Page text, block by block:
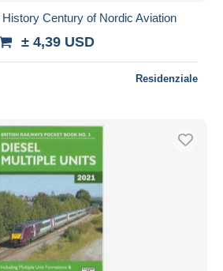
Century of Nordic Aviation
± 4,39 USD
Residenziale